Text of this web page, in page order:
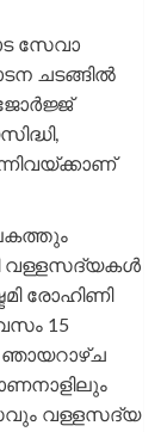
സേവാ
ചടങ്ങില്‍
വള്ളസദ്യകൾ
രോഹിണി
15
ഞായറാഴ്ച
വള്ളസദ്യ